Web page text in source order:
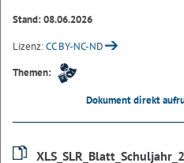
Stand: 08.06.2026
Lizenz:CC BY-NC-ND
Themen:
Dokument direkt